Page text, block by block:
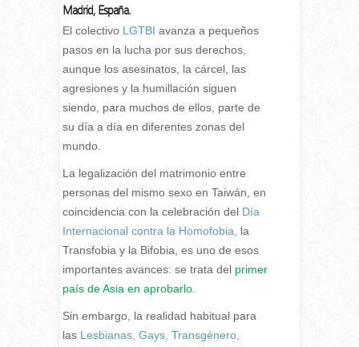
Madrid, España.
El colectivo LGTBI avanza a pequeños
pasos en la lucha por sus derechos,
aunque los asesinatos, la cárcel, las
agresiones y la humillación siguen
siendo, para muchos de ellos, parte de
su día a día en diferentes zonas del
mundo.
La legalización del matrimonio entre
personas del mismo sexo en Taiwán, en
coincidencia con la celebración delDía
Internacional contra la Homofobia
la
Transfobia y la Bifobia, es uno de esos
importantes avances: se trata del primer
país de Asia en aprobarlo.
Sin embargo, la realidad habitual para
las Lesbianas, Gays, Transgénero,